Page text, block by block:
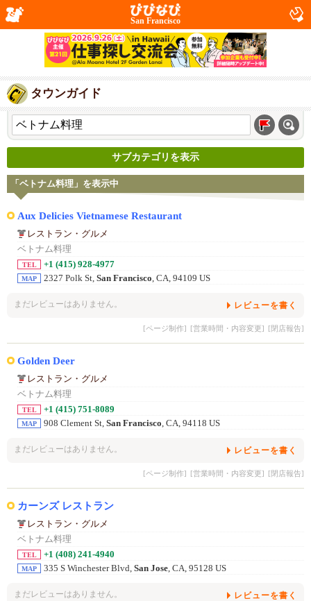
San Francisco
タウンガイド
サブカテゴリを表示
「ベトナム料理」を表示中
Aux Delicies Vietnamese Restaurant
レストラン・グルメ
ベトナム料理
TEL +1 (415) 928-4977
MAP 2327 Polk St, San Francisco, CA, 94109 US
まだレビューはありません。 レビューを書く
[ページ制作] [営業時間・内容変更] [閉店報告]
Golden Deer
レストラン・グルメ
ベトナム料理
TEL +1 (415) 751-8089
MAP 908 Clement St, San Francisco, CA, 94118 US
まだレビューはありません。 レビューを書く
[ページ制作] [営業時間・内容変更] [閉店報告]
カーンズ レストラン
レストラン・グルメ
ベトナム料理
TEL +1 (408) 241-4940
MAP 335 S Winchester Blvd, San Jose, CA, 95128 US
まだレビューはありません。 レビューを書く